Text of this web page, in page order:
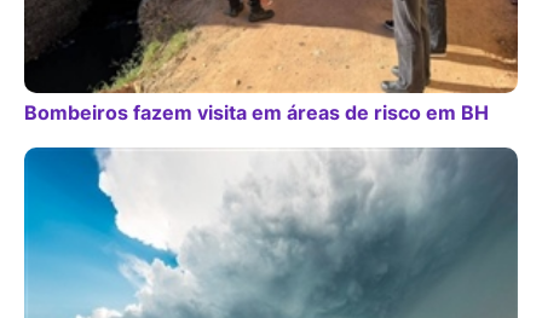
Bombeiros fazem visita em áreas de risco em BH